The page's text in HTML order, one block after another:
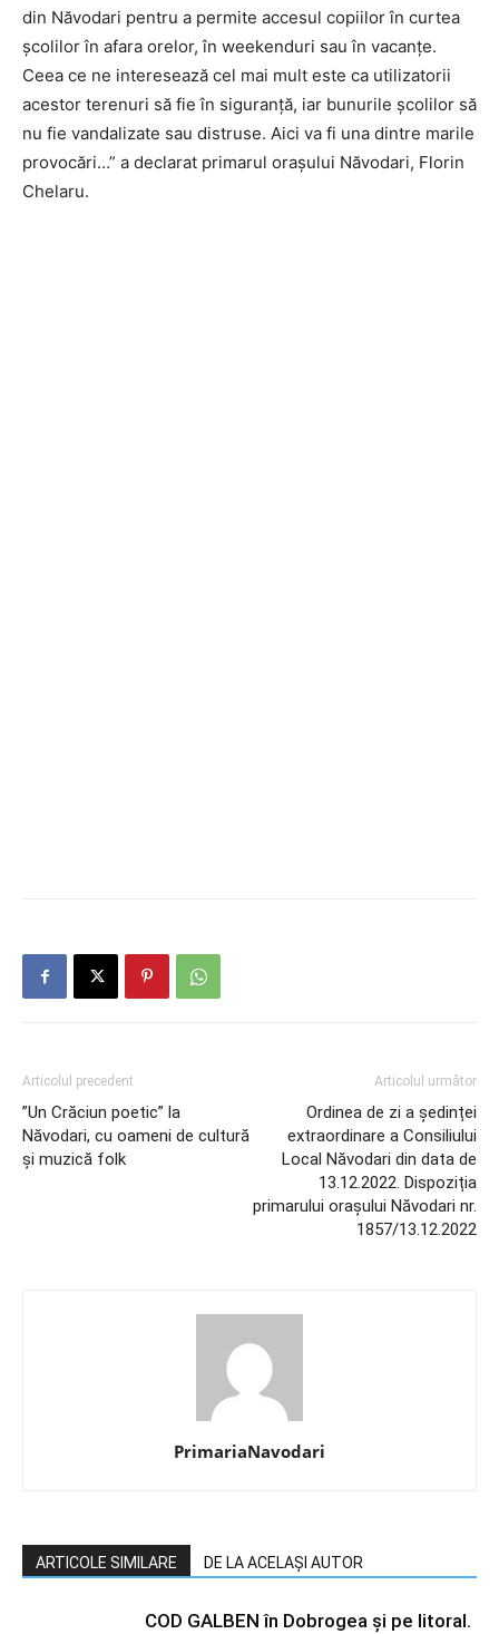
din Năvodari pentru a permite accesul copiilor în curtea
școlilor în afara orelor, în weekenduri sau în vacanțe.
Ceea ce ne interesează cel mai mult este ca utilizatorii
acestor terenuri să fie în siguranță, iar bunurile școlilor să
nu fie vandalizate sau distruse. Aici va fi una dintre marile
provocări…” a declarat primarul orașului Năvodari, Florin
Chelaru.
Articolul precedent
”Un Crăciun poetic” la
Năvodari, cu oameni de cultură
și muzică folk
Articolul următor
Ordinea de zi a ședinței
extraordinare a Consiliului
Local Năvodari din data de
13.12.2022. Dispoziția
primarului orașului Năvodari nr.
1857/13.12.2022
PrimariaNavodari
ARTICOLE SIMILARE DE LA ACELAȘI AUTOR
COD GALBEN în Dobrogea și pe litoral.